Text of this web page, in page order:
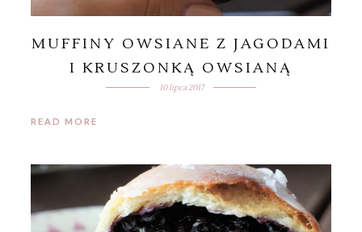
MUFFINY OWSIANE Z JAGODAMI
I KRUSZONKĄ OWSIANĄ
10 lipca 2017
READ MORE